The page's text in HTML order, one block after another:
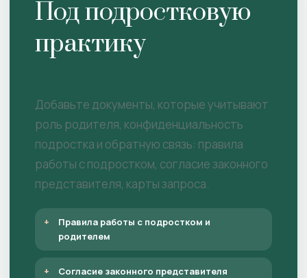
Под подростковую
практику
Добавьте документы, которые учитывают
роль родителя, конфиденциальность
подростка и обратную связь: правила
работы с подростком, согласие законного
представителя, карты запроса.
Правила работы с подростком и
родителем
Согласие законного представителя